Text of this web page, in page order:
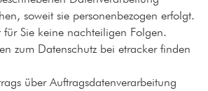
soweit sie personenbezogen erfolgt.
Sie keine nachteiligen Folgen.
zum Datenschutz bei etracker finden
über Auftragsdatenverarbeitung